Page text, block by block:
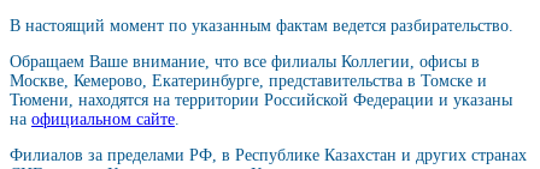
В настоящий момент по указанным фактам ведется разбирательство.
Обращаем Ваше внимание, что все филиалы Коллегии, офисы в
Москве, Кемерово, Екатеринбурге, представительства в Томске и
Тюмени, находятся на территории Российской Федерации и указаны
на официальном сайте
Филиалов за пределами РФ, в Республике Казахстан и других странах